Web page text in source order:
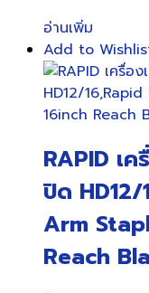
อ่านเพิ่ม
Add to
RAPID เ
ปิด HD12/
Arm
Reach